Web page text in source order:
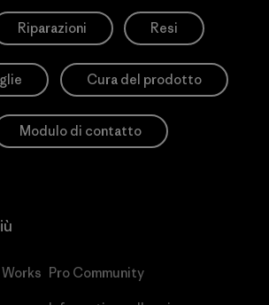
Riparazioni Resi
Cura del prodotto
Modulo di contatto
Pro Community